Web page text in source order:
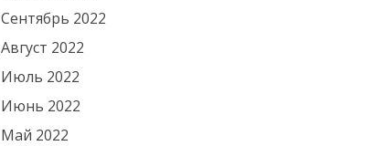
Сентябрь 2022
Август 2022
Июль 2022
Июнь 2022
Май 2022